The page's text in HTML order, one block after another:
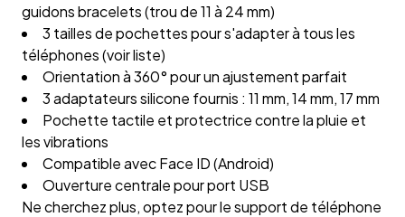
guidons bracelets (trou de 11 à 24 mm)
3 tailles de pochettes pour s'adapter à tous les
téléphones (voir liste)
Orientation à 360° pour un ajustement parfait
3 adaptateurs silicone fournis : 11 mm, 14 mm, 17 mm
Pochette tactile et protectrice contre la pluie et
les vibrations
Compatible avec Face ID (Android)
Ouverture centrale pour port USB
Ne cherchez plus, optez pour le support de téléphone